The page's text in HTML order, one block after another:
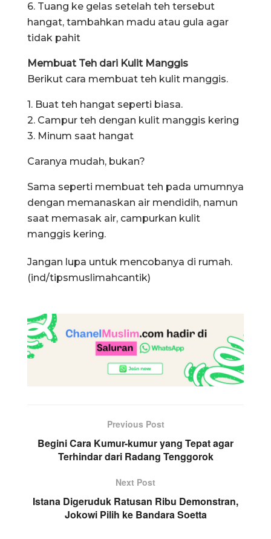
6. Tuang ke gelas setelah teh tersebut
hangat, tambahkan madu atau gula agar
tidak pahit
Membuat Teh dari Kulit Manggis
Berikut cara membuat teh kulit manggis.
1. Buat teh hangat seperti biasa.
2. Campur teh dengan kulit manggis kering
3. Minum saat hangat
Caranya mudah, bukan?
Sama seperti membuat teh pada umumnya
dengan memanaskan air mendidih, namun
saat memasak air, campurkan kulit
manggis kering.
Jangan lupa untuk mencobanya di rumah.
(ind/tipsmuslimahcantik)
Previous Post
Begini Cara Kumur-kumur yang Tepat agar
Terhindar dari Radang Tenggorok
Next Post
Istana Digeruduk Ratusan Ribu Demonstran,
Jokowi Pilih ke Bandara Soetta